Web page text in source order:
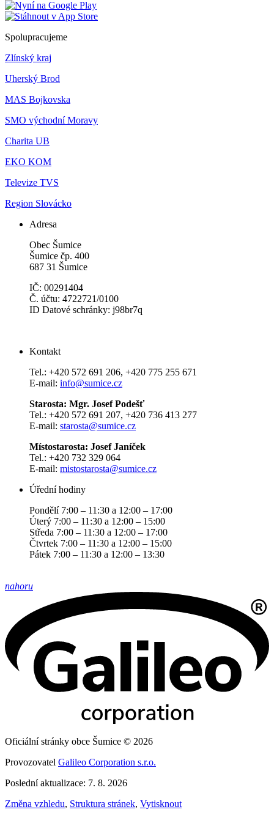
Spolupracujeme
Zlínský kraj
Uherský Brod
MAS Bojkovska
SMO východní Moravy
Charita UB
EKO KOM
Televize TVS
Region Slovácko
Adresa
Obec Šumice
Šumice čp. 400
687 31 Šumice
IČ: 00291404
Č. účtu: 4722721/0100
ID Datové schránky: j98br7q
Kontakt
Tel.: +420 572 691 206, +420 775 255 671
E-mail: info@sumice.cz
Starosta: Mgr. Josef Podešť
Tel.: +420 572 691 207, +420 736 413 277
E-mail: starosta@sumice.cz
Místostarosta: Josef Janíček
Tel.: +420 732 329 064
E-mail: mistostarosta@sumice.cz
Úřední hodiny
Pondělí 7:00 – 11:30 a 12:00 – 17:00
Úterý 7:00 – 11:30 a 12:00 – 15:00
Středa 7:00 – 11:30 a 12:00 – 17:00
Čtvrtek 7:00 – 11:30 a 12:00 – 15:00
Pátek 7:00 – 11:30 a 12:00 – 13:30
nahoru
Oficiální stránky obce Šumice © 2026
Provozovatel Galileo Corporation s.r.o.
Poslední aktualizace: 7. 8. 2026
Změna vzhledu, Struktura stránek, Vytisknout